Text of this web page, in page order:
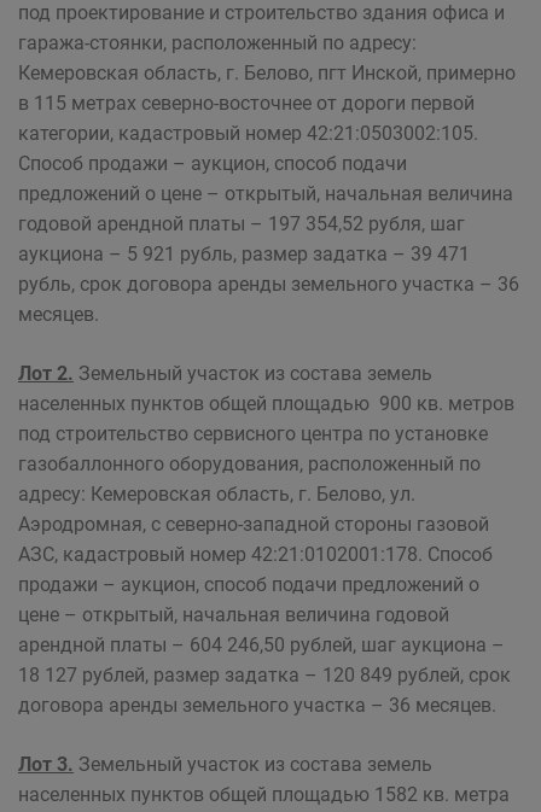
под проектирование и строительство здания офиса и
гаража-стоянки, расположенный по адресу:
Кемеровская область, г. Белово, пгт Инской, примерно
в 115 метрах северно-восточнее от дороги первой
категории, кадастровый номер 42:21:0503002:105.
Способ продажи – аукцион, способ подачи
предложений о цене – открытый, начальная величина
годовой арендной платы – 197 354,52 рубля, шаг
аукциона – 5 921 рубль, размер задатка – 39 471
рубль, срок договора аренды земельного участка – 36
месяцев.
Лот 2. Земельный участок из состава земель
населенных пунктов общей площадью 900 кв. метров
под строительство сервисного центра по установке
газобаллонного оборудования, расположенный по
адресу: Кемеровская область, г. Белово, ул.
Аэродромная, с северно-западной стороны газовой
АЗС, кадастровый номер 42:21:0102001:178. Способ
продажи – аукцион, способ подачи предложений о
цене – открытый, начальная величина годовой
арендной платы – 604 246,50 рублей, шаг аукциона –
18 127 рублей, размер задатка – 120 849 рублей, срок
договора аренды земельного участка – 36 месяцев.
Лот 3. Земельный участок из состава земель
населенных пунктов общей площадью 1582 кв. метра